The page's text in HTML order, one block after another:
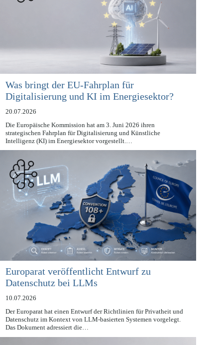
Was bringt der EU-Fahrplan für
Digitalisierung und KI im Energiesektor?
20.07.2026
Die Europäische Kommission hat am 3. Juni 2026 ihren
strategischen Fahrplan für Digitalisierung und Künstliche
Intelligenz (KI) im Energiesektor vorgestellt.…
Europarat veröffentlicht Entwurf zu
Datenschutz bei LLMs
10.07.2026
Der Europarat hat einen Entwurf der Richtlinien für Privatheit und
Datenschutz im Kontext von LLM-basierten Systemen vorgelegt.
Das Dokument adressiert die…